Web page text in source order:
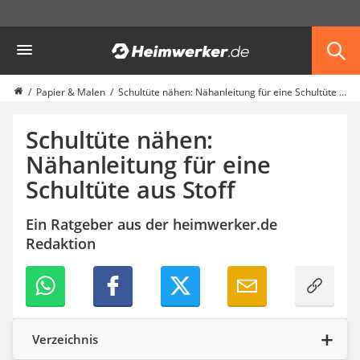
Haushalt & Freizeit
Diascanner
Walkie-Talkie Kinder
Stunt-Scooter
Gusseisen Bräter
Induktionskochfeld
Tischgeschirrspüler
Elektronische Dartscheibe
Wildkamera
Wischmopp
Trinkflasche
Thermokanne
Elektrische Pfeffermühle
Waschsauger
Geflügelschere
Papier & Malen Schultüte nähen: Nähanleitung für eine Schultüte aus Stoff
Schultüte nähen:
Nähanleitung für eine
Schultüte aus Stoff
Ein Ratgeber aus der heimwerker.de
Redaktion
Verzeichnis